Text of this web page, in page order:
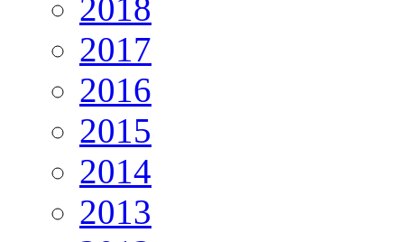
2018
2017
2016
2015
2014
2013